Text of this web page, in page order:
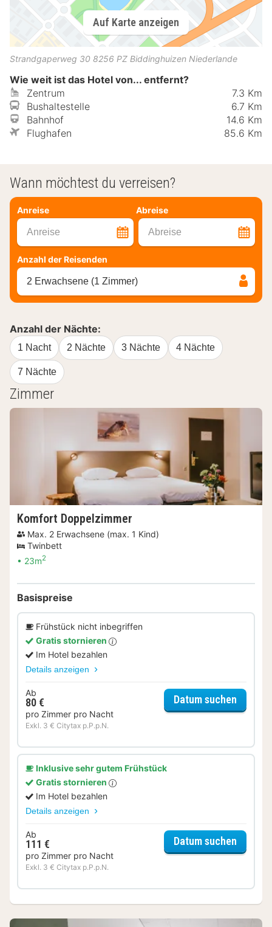
Auf Karte anzeigen
Strandgaperweg 30 8256 PZ Biddinghuizen Niederlande
Wie weit ist das Hotel von... entfernt?
Zentrum
7.3 Km
Bushaltestelle
6.7 Km
Bahnhof
14.6 Km
Flughafen
85.6 Km
Wann möchtest du verreisen?
Anreise Abreise
Anreise Abreise
Anzahl der Reisenden
2 Erwachsene (1 Zimmer)
Anzahl der Nächte:
1 Nacht 2 Nächte 3 Nächte 4 Nächte
7 Nächte
Zimmer
Komfort Doppelzimmer
Max. 2 Erwachsene (max. 1 Kind)
Twinbett
23m2
Basispreise
Frühstück nicht inbegriffen
Gratis stornieren
Im Hotel bezahlen
Details anzeigen
Ab
80 €
pro Zimmer pro Nacht
Exkl. 3 € Citytax p.P.p.N.
Datum suchen
Inklusive sehr gutem Frühstück
Gratis stornieren
Im Hotel bezahlen
Details anzeigen
Ab
111 €
pro Zimmer pro Nacht
Exkl. 3 € Citytax p.P.p.N.
Datum suchen